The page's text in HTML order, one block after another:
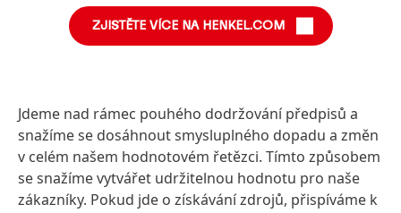
ZJISTĚTE VÍCE NA HENKEL.COM
Jdeme nad rámec pouhého dodržování předpisů a
snažíme se dosáhnout smysluplného dopadu a změn
v celém našem hodnotovém řetězci. Tímto způsobem
se snažíme vytvářet udržitelnou hodnotu pro naše
zákazníky. Pokud jde o získávání zdrojů, přispíváme k